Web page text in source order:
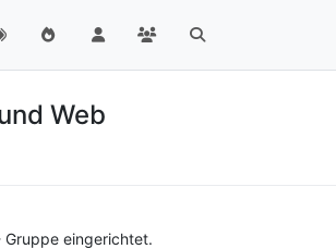
Web
Gruppe eingerichtet.